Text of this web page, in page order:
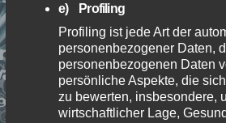
Riemen:
für Fahrräder
BAVARIAN
e) Profiling
Profiling ist jede Art der
personenbezogener Daten,
personenbezogenen Daten
persönliche Aspekte, die
zu bewerten, insbesondere,
wirtschaftlicher Lage,